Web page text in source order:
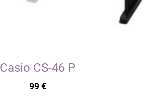
Casio CS-46 P
99 €